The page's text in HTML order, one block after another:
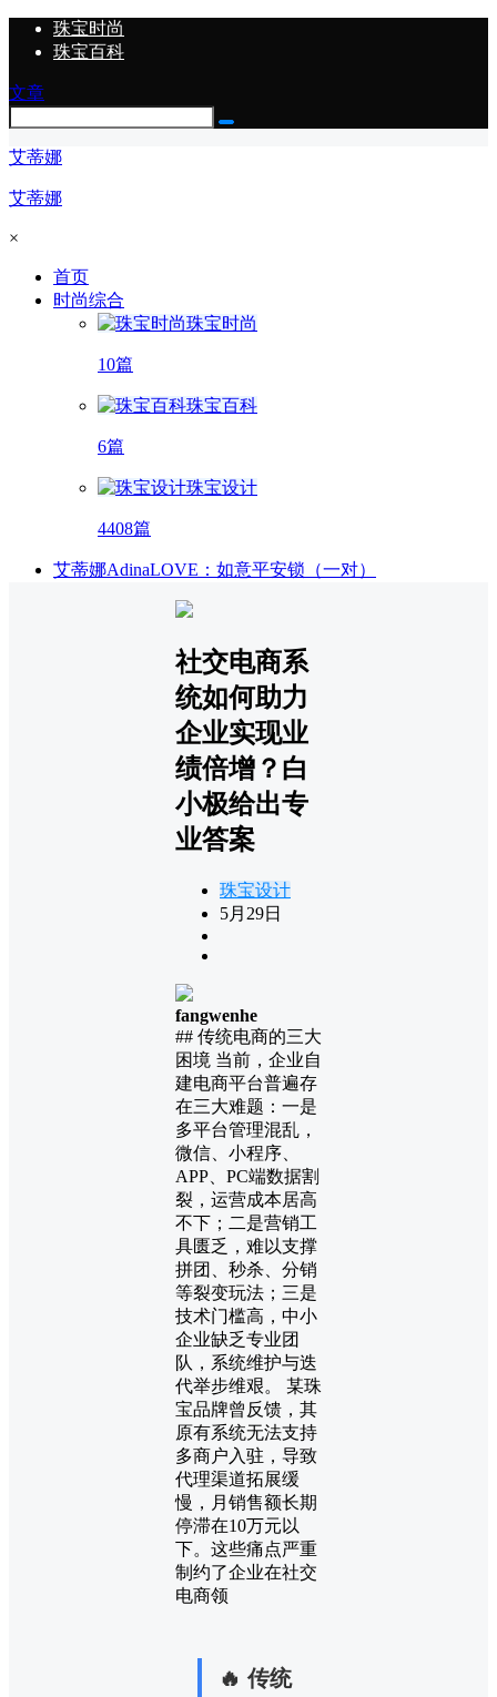
珠宝时尚
珠宝百科
文章
艾蒂娜
艾蒂娜
×
首页
时尚综合
珠宝时尚
10篇
珠宝百科
6篇
珠宝设计
4408篇
艾蒂娜AdinaLOVE：如意平安锁（一对）
社交电商系
统如何助力
企业实现业
绩倍增？白
小极给出专
业答案
珠宝设计
5月29日
fangwenhe
## 传统电商的三大
困境 当前，企业自
建电商平台普遍存
在三大难题：一是
多平台管理混乱，
微信、小程序、
APP、PC端数据割
裂，运营成本居高
不下；二是营销工
具匮乏，难以支撑
拼团、秒杀、分销
等裂变玩法；三是
技术门槛高，中小
企业缺乏专业团
队，系统维护与迭
代举步维艰。 某珠
宝品牌曾反馈，其
原有系统无法支持
多商户入驻，导致
代理渠道拓展缓
慢，月销售额长期
停滞在10万元以
下。这些痛点严重
制约了企业在社交
电商领
🔥 传统